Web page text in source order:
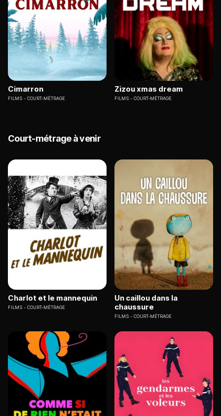
Cimarron
FILMS COURT-MÉTRAGE
Zizou xmas dream
FILMS COURT-MÉTRAGE
Court-métrage à venir
Charlot et le mannequin
FILMS COURT-MÉTRAGE
Un caillou dans la
chaussure
FILMS COURT-MÉTRAGE